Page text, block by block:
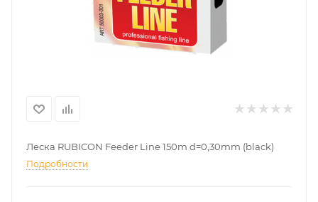
Леска RUBICON Feeder Line 150m d=0,30mm (black)
Подробности